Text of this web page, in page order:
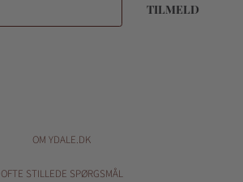
TILMELD
OM YDALE.DK
OFTE STILLEDE SPØRGSMÅL